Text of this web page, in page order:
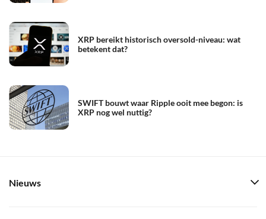
XRP bereikt historisch oversold-niveau: wat
betekent dat?
SWIFT bouwt waar Ripple ooit mee begon: is
XRP nog wel nuttig?
Nieuws